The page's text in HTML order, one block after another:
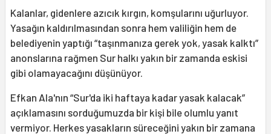
Kalanlar, gidenlere azıcık kırgın, komşularını uğurluyor.
Yasağın kaldırılmasından sonra hem valiliğin hem de
belediyenin yaptığı “taşınmanıza gerek yok, yasak kalktı”
anonslarına rağmen Sur halkı yakın bir zamanda eskisi
gibi olamayacağını düşünüyor.
Efkan Ala'nın “Sur'da iki haftaya kadar yasak kalacak”
açıklamasını sorduğumuzda bir kişi bile olumlu yanıt
vermiyor. Herkes yasakların süreceğini yakın bir zamana